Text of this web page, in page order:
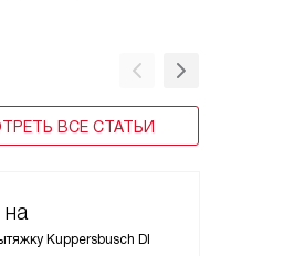
ВСЕ СТАТЬИ
Kuppersbusch DI